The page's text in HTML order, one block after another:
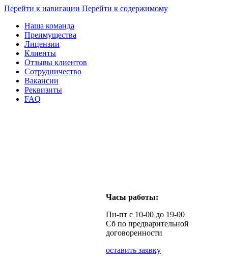
Перейти к навигации Перейти к содержимому
Наша команда
Преимущества
Лицензии
Клиенты
Отзывы клиентов
Сотрудничество
Вакансии
Реквизиты
FAQ
Часы работы:
Пн-пт с 10-00 до 19-00
Сб по предварительной
договоренности
оставить заявку